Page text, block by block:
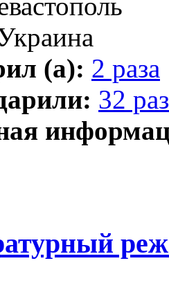
(а): 2 раза
32